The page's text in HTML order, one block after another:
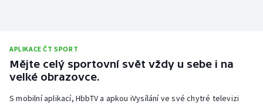
Rychlobruslení
APLIKACE ČT SPORT
Mějte celý sportovní svět vždy u sebe i na
velké obrazovce.
S mobilní aplikací, HbbTV a apkou iVysílání ve své chytré televizi